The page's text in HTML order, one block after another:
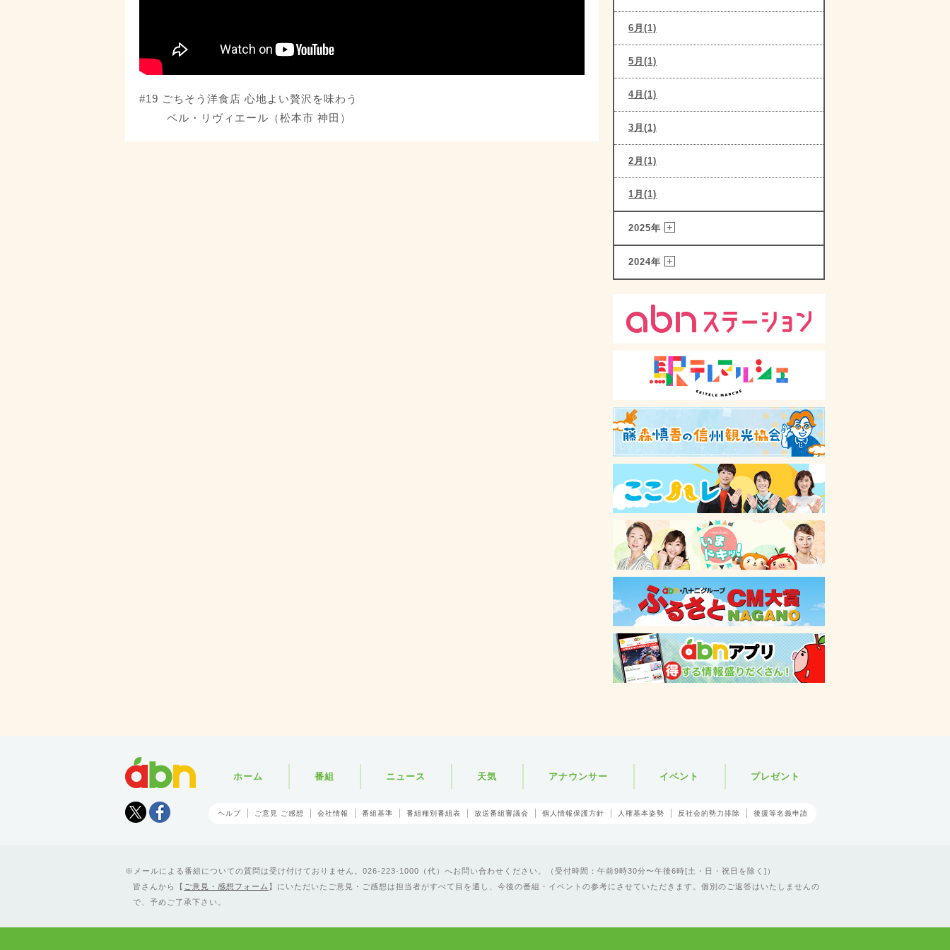
#19 ごちそう洋食店 心地よい贅沢を味わう
ベル・リヴィエール（松本市 神田）
6月(1)
5月(1)
4月(1)
3月(1)
2月(1)
1月(1)
2025年
2024年
Tweet
ホーム 番組 ニュース 天気 アナウンサー イベント プレゼント
ヘルプ ご意見 ご感想 会社情報 番組基準 番組種別番組表 放送番組審議会 個人情報保護方針 人権基本姿勢 反社会的勢力排除 後援等名義申請
メールによる番組についての質問は受け付けておりません。026-223-1000（代）へお問い合わせください。（受付時間：午前9時30分〜午後6時[土・日・祝日を除く]）
皆さんから【 ご意見・感想フォーム 】にいただいたご意見・ご感想は担当者がすべて目を通し、今後の番組・イベントの参考にさせていただきます。個別のご返答はいたしませんの
で、予めご了承下さい。